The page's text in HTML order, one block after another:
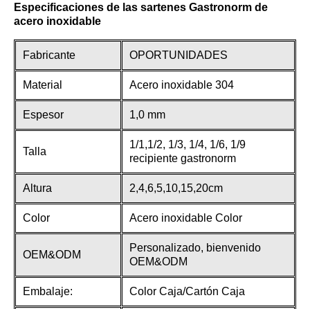
Especificaciones de las sartenes Gastronorm de
acero inoxidable
Fabricante OPORTUNIDADES
Material Acero inoxidable 304
Espesor 1,0 mm
Talla
1/1,1/2, 1/3, 1/4, 1/6, 1/9
recipiente gastronorm
Altura 2,4,6,5,10,15,20cm
Color Acero inoxidable Color
OEM&ODM
Personalizado, bienvenido
OEM&ODM
Embalaje: Color Caja/Cartón Caja